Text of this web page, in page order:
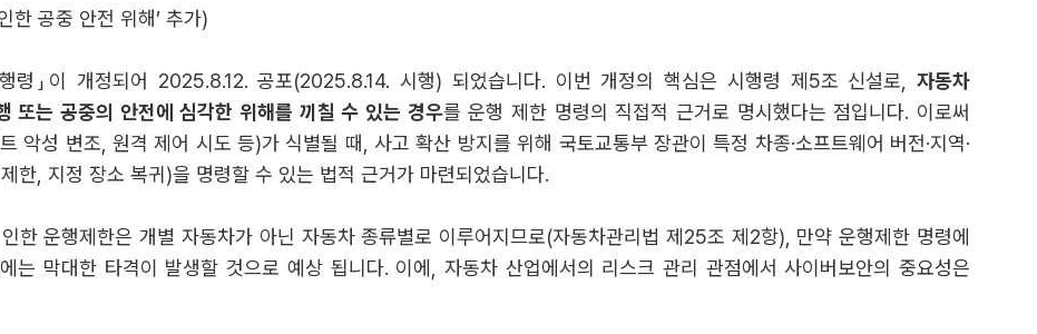
한 공중 안전 위해’ 추가)
령」이 개정되어 2025.8.12. 공포(2025.8.14. 시행) 되었습니다. 이번 개정의 핵심은 시행령 제5조 신설로, 자동차
또는 공중의 안전에 심각한 위해를 끼칠 수 있는 경우를 운행 제한 명령의 직접적 근거로 명시했다는 점입니다. 이로써
악성 변조, 원격 제어 시도 등)가 식별될 때, 사고 확산 방지를 위해 국토교통부 장관이 특정 차종·소프트웨어 버전·지역·
한, 지정 장소 복귀)을 명령할 수 있는 법적 근거가 마련되었습니다.
한 운행제한은 개별 자동차가 아닌 자동차 종류별로 이루어지므로(자동차관리법 제25조 제2항), 만약 운행제한 명령에
는 막대한 타격이 발생할 것으로 예상 됩니다. 이에, 자동차 산업에서의 리스크 관리 관점에서 사이버보안의 중요성은